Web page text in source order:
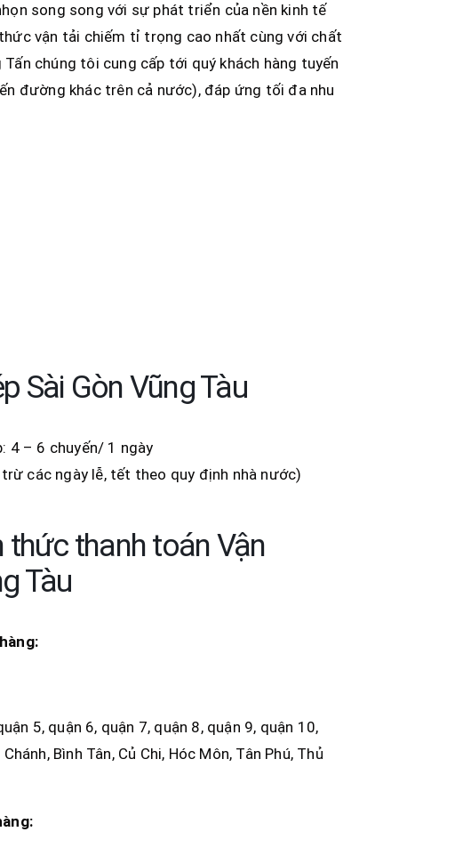
song song với sự phát triển của nền kinh tế
vận tải chiếm tỉ trọng cao nhất cùng với chất
chúng tôi cung cấp tới quý khách hàng tuyến
đường khác trên cả nước), đáp ứng tối đa nhu
Sài Gòn Vũng Tàu
4 – 6 chuyến/ 1 ngày
các ngày lễ, tết theo quy định nhà nước)
thức thanh toán Vận
Tàu
5, quận 6, quận 7, quận 8, quận 9, quận 10,
Bình Tân, Củ Chi, Hóc Môn, Tân Phú, Thủ